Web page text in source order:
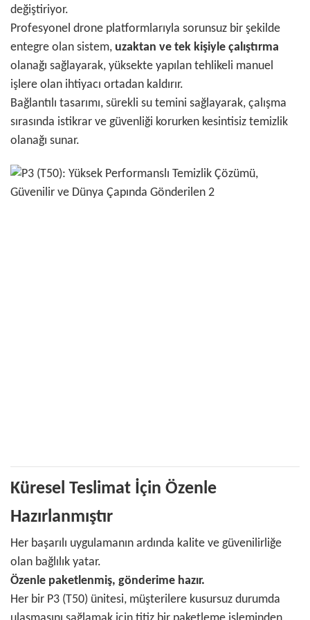
değiştiriyor.
Profesyonel drone platformlarıyla sorunsuz bir şekilde
entegre olan sistem, uzaktan ve tek kişiyle çalıştırma
olanağı sağlayarak, yüksekte yapılan tehlikeli manuel
işlere olan ihtiyacı ortadan kaldırır.
Bağlantılı tasarımı, sürekli su temini sağlayarak, çalışma
sırasında istikrar ve güvenliği korurken kesintisiz temizlik
olanağı sunar.
Küresel Teslimat İçin Özenle
Hazırlanmıştır
Her başarılı uygulamanın ardında kalite ve güvenilirliğe
olan bağlılık yatar.
Özenle paketlenmiş, gönderime hazır.
Her bir P3 (T50) ünitesi, müşterilere kusursuz durumda